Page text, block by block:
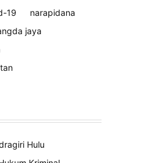
19
narapidana
jaya
Hulu